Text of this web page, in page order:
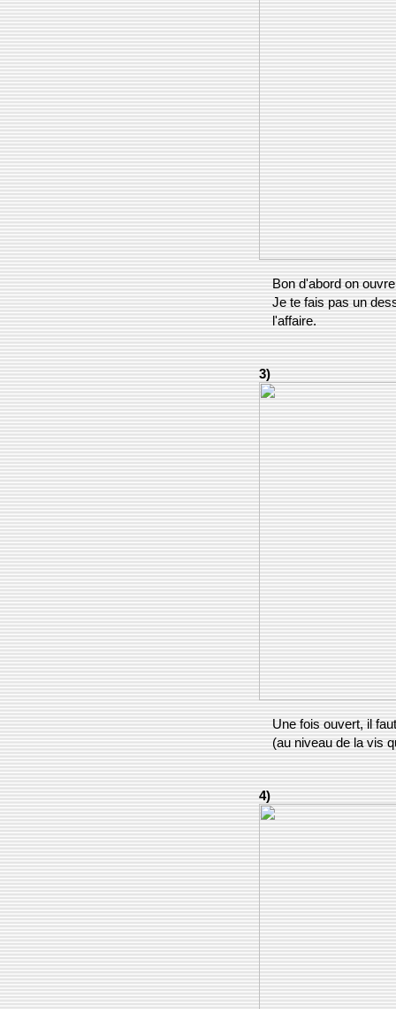
Bon d'abord on
Je te fais pas un
l'affaire.
3)
Une fois ouvert, il
(au niveau de la vis
4)